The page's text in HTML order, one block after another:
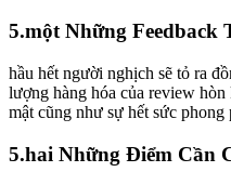
5.một Những Feedback
hầu hết người nghịch sẽ tỏ ra
lượng hàng hóa của review hòn
mật cũng như sự hết sức
5.hai Những Điểm Cần